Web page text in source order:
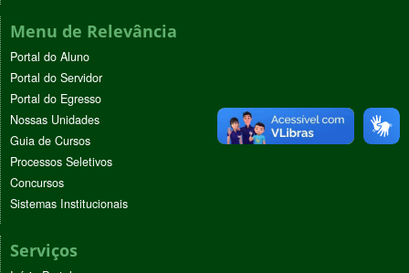
Menu de Relevância
Portal do Aluno
Portal do Servidor
Portal do Egresso
Nossas Unidades
Guia de Cursos
Processos Seletivos
Concursos
Sistemas Institucionais
Serviços